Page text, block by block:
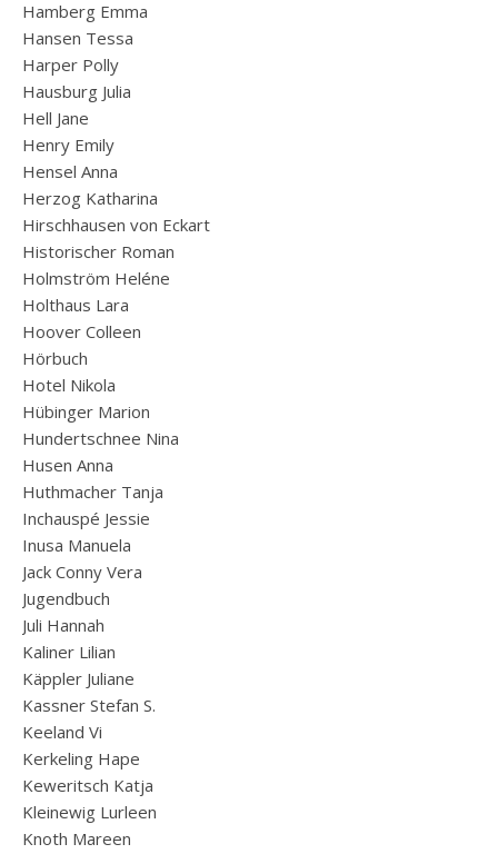
Hamberg Emma
Hansen Tessa
Harper Polly
Hausburg Julia
Hell Jane
Henry Emily
Hensel Anna
Herzog Katharina
Hirschhausen von Eckart
Historischer Roman
Holmström Heléne
Holthaus Lara
Hoover Colleen
Hörbuch
Hotel Nikola
Hübinger Marion
Hundertschnee Nina
Husen Anna
Huthmacher Tanja
Inchauspé Jessie
Inusa Manuela
Jack Conny Vera
Jugendbuch
Juli Hannah
Kaliner Lilian
Käppler Juliane
Kassner Stefan S.
Keeland Vi
Kerkeling Hape
Keweritsch Katja
Kleinewig Lurleen
Knoth Mareen